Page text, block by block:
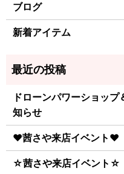
ブログ
新着アイテム
ドローンパワーショッ
知らせ
♥茜さや来店イベント♥
☆茜さや来店イベント☆